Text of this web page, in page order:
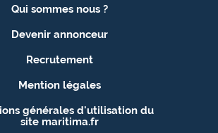
Qui sommes nous ?
Devenir annonceur
Recrutement
Mention légales
générales d'utilisation du
site maritima.fr